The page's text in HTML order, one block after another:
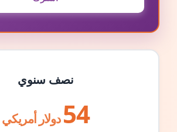
نصف سنوي
54 دولار أمريكي